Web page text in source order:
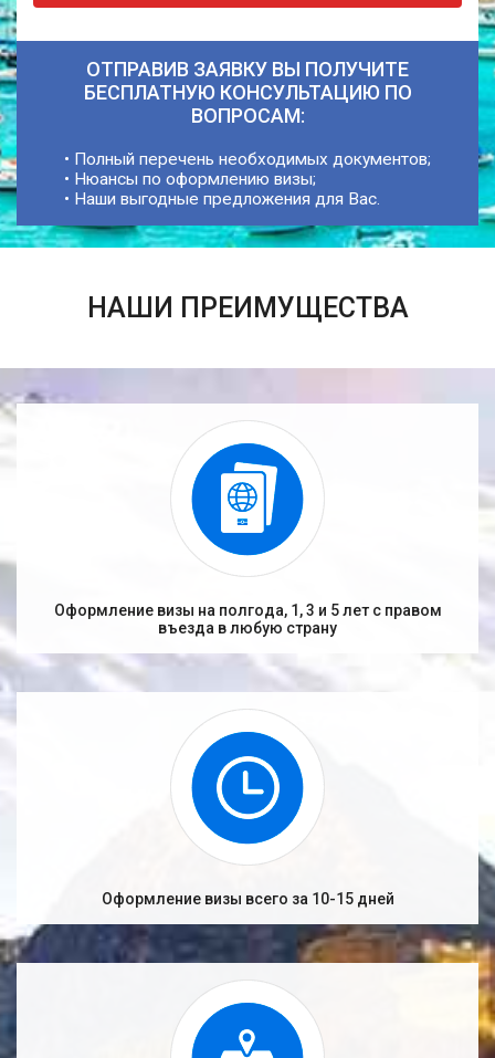
ОТПРАВИВ ЗАЯВКУ ВЫ ПОЛУЧИТЕ
БЕСПЛАТНУЮ КОНСУЛЬТАЦИЮ ПО
ВОПРОСАМ:
• Полный перечень необходимых документов;
• Нюансы по оформлению визы;
• Наши выгодные предложения для Вас.
НАШИ ПРЕИМУЩЕСТВА
Оформление визы на полгода, 1, 3 и 5 лет с правом
въезда в любую страну
Оформление визы всего за 10-15 дней